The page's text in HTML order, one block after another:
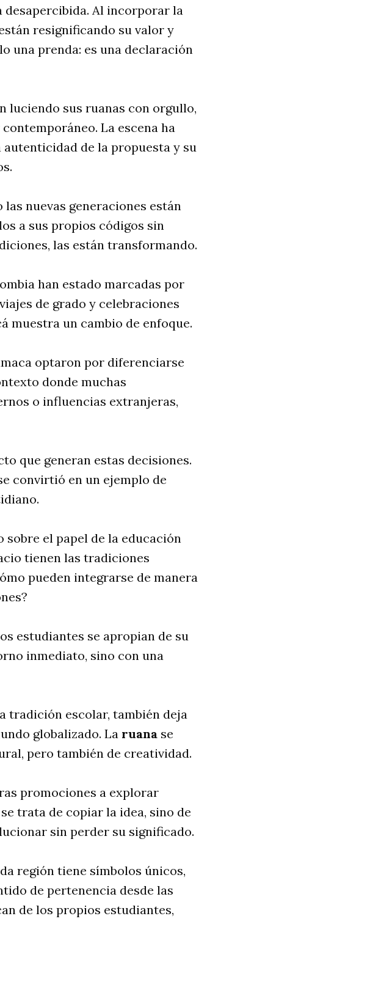
desapercibida. Al incorporar la
resignificando su valor y
una prenda: es una declaración
luciendo sus ruanas con orgullo,
La escena ha
de la propuesta y su
nuevas generaciones están
a sus propios códigos sin
las están transformando.
han estado marcadas por
de grado y celebraciones
muestra un cambio de enfoque.
optaron por diferenciarse
donde muchas
o influencias extranjeras,
que generan estas decisiones.
convirtió en un ejemplo de
sobre el papel de la educación
tienen las tradiciones
pueden integrarse de manera
estudiantes se apropian de su
inmediato, sino con una
tradición escolar, también deja
globalizado. La ruana se
pero también de creatividad.
promociones a explorar
trata de copiar la idea, sino de
sin perder su significado.
región tiene símbolos únicos,
de pertenencia desde las
de los propios estudiantes,